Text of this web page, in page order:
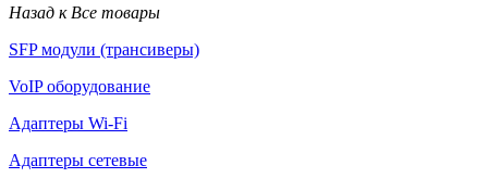
Назад к Все товары
SFP модули (трансиверы)
VoIP оборудование
Адаптеры Wi-Fi
Адаптеры сетевые